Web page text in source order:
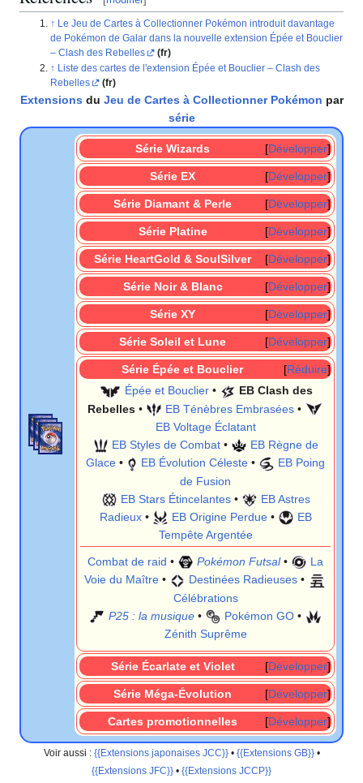
Le Jeu de Cartes à Collectionner Pokémon introduit davantage
de Pokémon de Galar dans la nouvelle extension Épée et Bouclier
– Clash des Rebelles
(fr)
Liste des cartes de l'extension Épée et Bouclier – Clash des
Rebelles
(fr)
Extensions du Jeu de Cartes à Collectionner Pokémon par
série
Développer
Série Wizards
Développer
Série EX
Développer
Série Diamant & Perle
Développer
Série Platine
Développer
Série HeartGold & SoulSilver
Développer
Série Noir & Blanc
Développer
Série XY
Développer
Série Soleil et Lune
Réduire
Série Épée et Bouclier
Épée et Bouclier•
EB Clash des
Rebelles • EB Ténèbres Embrasées •
EB Voltage Éclatant
EB Styles de Combat•
EB Règne de
Glace • EB Évolution Céleste •
EB Poing
de Fusion
EB Stars Étincelantes•
EB Astres
Radieux• EB Origine Perdue•
EB
Tempête Argentée
Combat de raid • Pokémon Futsal•
La
Voie du Maître • Destinées Radieuses •
Célébrations
P25 : la musique• Pokémon GO•
Zénith Suprême
Développer
Série Écarlate et Violet
Développer
Série Méga-Évolution
Développer
Cartes promotionnelles
Voir aussi : {{Extensions japonaises JCC}}• {{Extensions GB}}•
{{Extensions JFC}} • {{Extensions JCCP}}